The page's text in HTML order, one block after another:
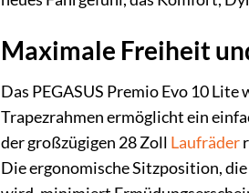
Maximale Freiheit
Das PEGASUS Premio Evo 10
Trapezrahmen ermöglicht ein
der großzügigen 28 Zoll Laufräder
Die ergonomische Sitzposition,